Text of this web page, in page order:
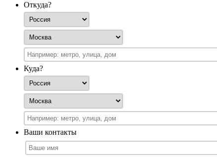
Откуда?
Куда?
Ваши контакты